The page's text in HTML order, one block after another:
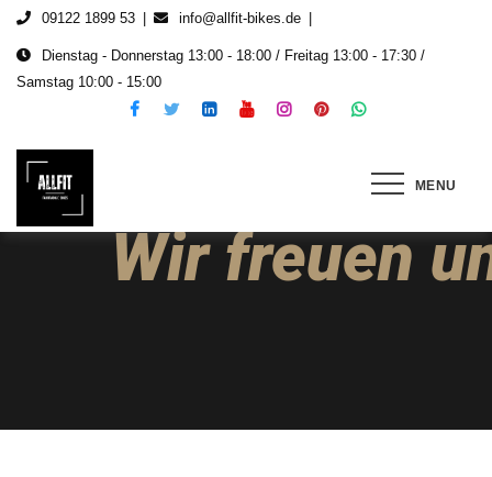
09122 1899 53 info@allfit-bikes.de
Dienstag - Donnerstag 13:00 - 18:00 / Freitag 13:00 - 17:30 /
Samstag 10:00 - 15:00
ALLFIT Fahrrad & E-Bikes
Gebrauchte und neu E-Bikes, Fahrräder & E-
MENU
Wir freuen